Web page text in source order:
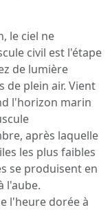
le ciel ne
civil est l'étape
de lumière
de plein air. Vient
l'horizon marin
après laquelle
les plus faibles
se produisent en
l'aube.
l'heure dorée à